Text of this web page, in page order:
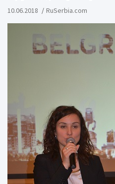
10.06.2018 RuSerbia.com